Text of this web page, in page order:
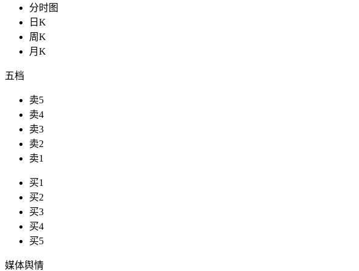
分时图
日K
周K
月K
五档
卖5
卖4
卖3
卖2
卖1
买1
买2
买3
买4
买5
媒体舆情